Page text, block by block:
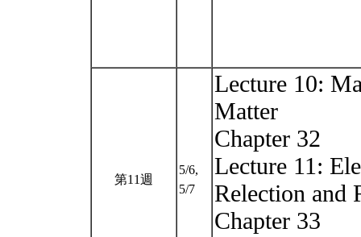
第11週
5/6,
5/7
Lecture 10:
Matter
Chapter 32
Lecture 11:
Relection and
Chapter 33